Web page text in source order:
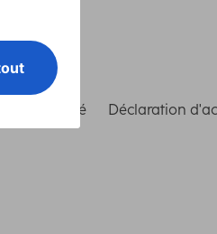
conformité Déclaration